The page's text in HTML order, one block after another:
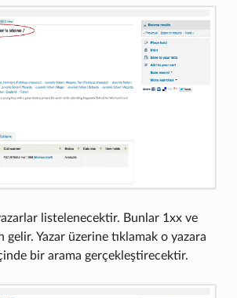
listelenecektir. Bunlar 1xx ve
gelir. Yazar üzerine tıklamak o yazara
bir arama gerçekleştirecektir.